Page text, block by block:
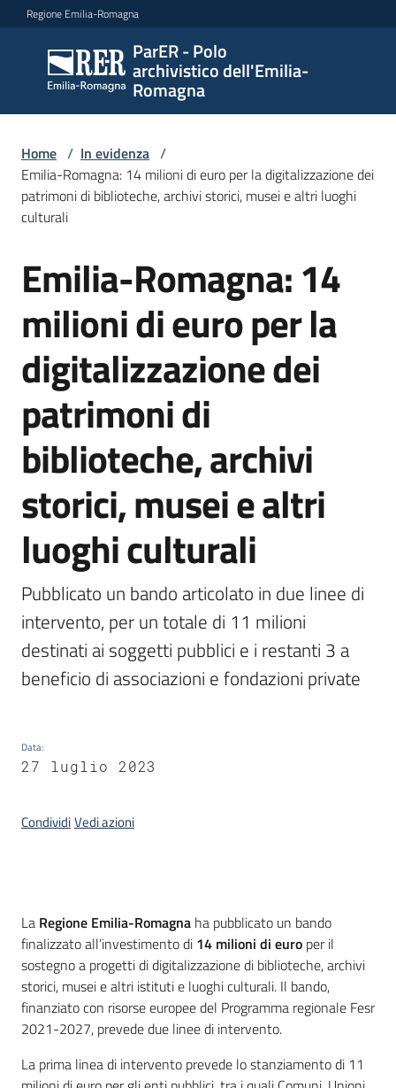
Vai al contenuto
Vai alla navigazione
Vai al footer
Regione Emilia-Romagna
ParER - Polo
archivistico dell'Emilia-
Romagna
ParER -
Polo
archivistico
Romagna
Polo
Archivio
storico
Conservazione
Argomenti
Contatti
Seguici
Home / In evidenza /
Emilia-Romagna: 14 milioni di euro per la digitalizzazione dei
patrimoni di biblioteche, archivi storici, musei e altri luoghi
culturali
Salta al contenuto
Emilia-Romagna: 14
milioni di euro per la
digitalizzazione dei
patrimoni di
biblioteche, archivi
storici, musei e altri
luoghi culturali
Pubblicato un bando articolato in due linee di
intervento, per un totale di 11 milioni
destinati ai soggetti pubblici e i restanti 3 a
beneficio di associazioni e fondazioni private
Data:
27 luglio 2023
CondividiVedi azioni
Introduzione
La Regione Emilia-Romagna ha pubblicato un bando
finalizzato all’investimento di 14 milioni di euro per il
sostegno a progetti di digitalizzazione di biblioteche, archivi
storici, musei e altri istituti e luoghi culturali. Il bando,
finanziato con risorse europee del Programma regionale Fesr
2021-2027, prevede due linee di intervento.
La prima linea di intervento prevede lo stanziamento di 11